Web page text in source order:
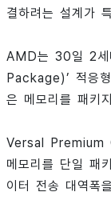
결하려는 설계가
AMD는 30일 2
Package)’ 적응
은 메모리를 패키
Versal Premium
메모리를 단일 패
이터 전송 대역폭